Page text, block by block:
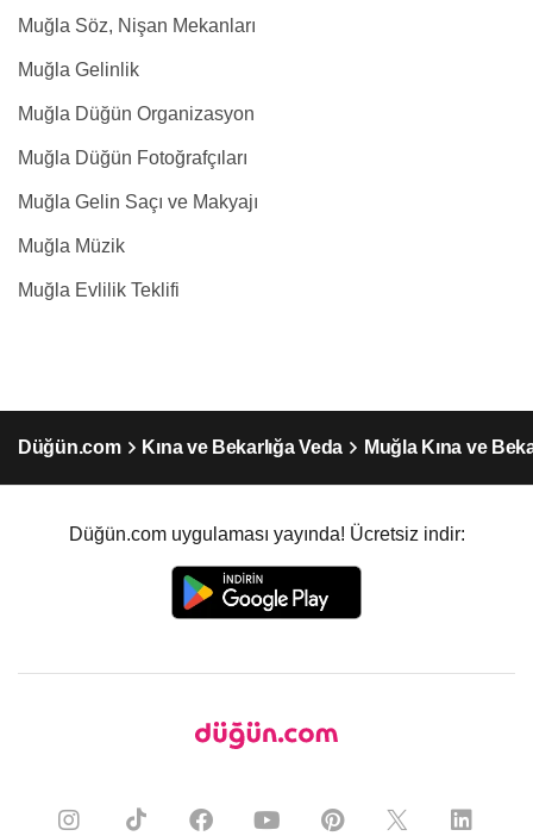
Muğla Söz, Nişan Mekanları
Muğla Gelinlik
Muğla Düğün Organizasyon
Muğla Düğün Fotoğrafçıları
Muğla Gelin Saçı ve Makyajı
Muğla Müzik
Muğla Evlilik Teklifi
Düğün.com Kına ve Bekarlığa Veda Muğla Kına ve
Düğün.com uygulaması yayında! Ücretsiz indir: